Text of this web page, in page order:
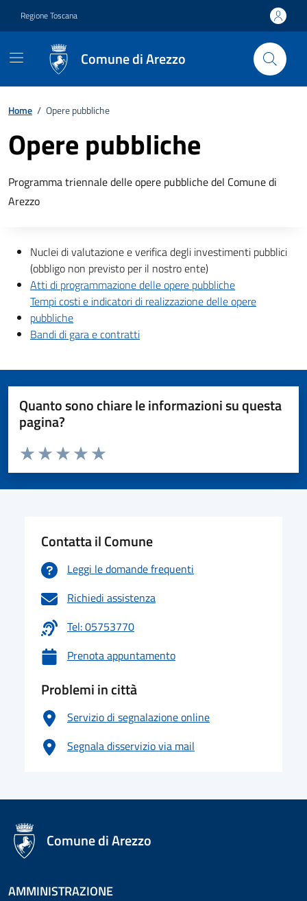
Regione Toscana
Comune di Arezzo
Home / Opere pubbliche
Opere pubbliche
Descrizione breve
Programma triennale delle opere pubbliche del Comune di
Arezzo
Descrizione completa
Nuclei di valutazione e verifica degli investimenti pubblici
(obbligo non previsto per il nostro ente)
Atti di programmazione delle opere pubbliche
Tempi costi e indicatori di realizzazione delle opere
pubbliche
Bandi di gara e contratti
Quanto sono chiare le informazioni su questa
pagina?
Valuta da 1 a 5 stelle la pagina
Valuta 5 stelle su 5
Valuta 4 stelle su 5
Valuta 3 stelle su 5
Valuta 2 stelle su 5
Valuta 1 stelle su 5
Contatta il Comune
Leggi le domande frequenti
Richiedi assistenza
Tel: 05753770
Prenota appuntamento
Problemi in città
Servizio di segnalazione online
Segnala disservizio via mail
logo Unione Europea
Comune di Arezzo
AMMINISTRAZIONE